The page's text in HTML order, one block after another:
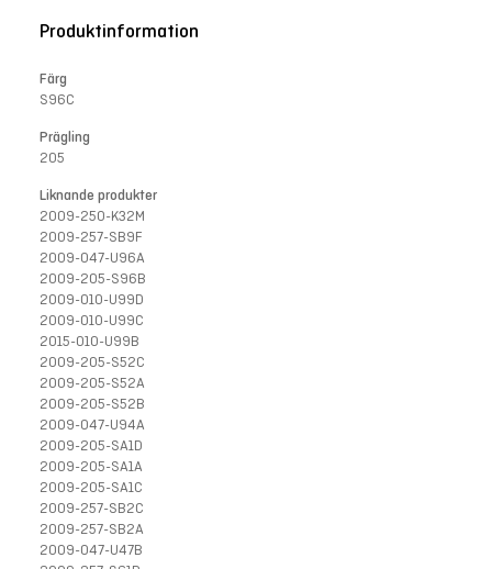
Produktinformation
Färg
S96C
Prägling
205
Liknande produkter
2009-250-K32M
2009-257-SB9F
2009-047-U96A
2009-205-S96B
2009-010-U99D
2009-010-U99C
2015-010-U99B
2009-205-S52C
2009-205-S52A
2009-205-S52B
2009-047-U94A
2009-205-SA1D
2009-205-SA1A
2009-205-SA1C
2009-257-SB2C
2009-257-SB2A
2009-047-U47B